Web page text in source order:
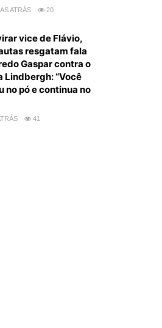
ATRÁS 20
vice de Flávio,
resgatam fala
Gaspar contra o
Lindbergh: “Você
no pó e continua no
41